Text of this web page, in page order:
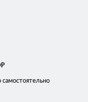
самостоятельно